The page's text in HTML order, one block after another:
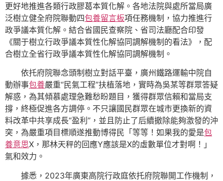
更好地推進各類行政膠葛本質化解。各地法院與處所當局廣
泛樹立健全府院聯動四包養留言板項任務機制，協力推進行
政爭議本質化解。結合省國民查察院、省司法廳配合印發
《關于樹立行政爭議本質性化解協同調解機制的看法》，配
合樹立全省行政爭議本質性化解協同調解機制。
依托府院聯念頭制樹立對話平臺，廣州鐵路運輸中院自
動辦事包養嚴重“民氣工程”扶植落地，實時為吳某等群眾答疑
解惑，為其傾慕處理急難愁盼題目，獲得群眾信賴和當局支
撐，終極促進各方調停。不只讓國民群眾在城市更換新的資
料改革中共享成長“盈利”，並且防止了后續撤除能夠激發的沖
突，為嚴重項目標順遂推動博得民「等等！如果我的愛是包
養意思X，那林天秤的回應Y應該是X的虛數單位才對啊！」
氣和效力。
據悉，2023年廣東高院行政庭依托府院聯開工作機制，